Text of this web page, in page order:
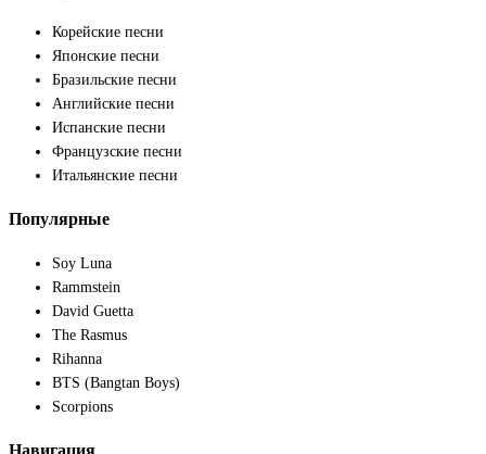
Корейские песни
Японские песни
Бразильские песни
Английские песни
Испанские песни
Французские песни
Итальянские песни
Популярные
Soy Luna
Rammstein
David Guetta
The Rasmus
Rihanna
BTS (Bangtan Boys)
Scorpions